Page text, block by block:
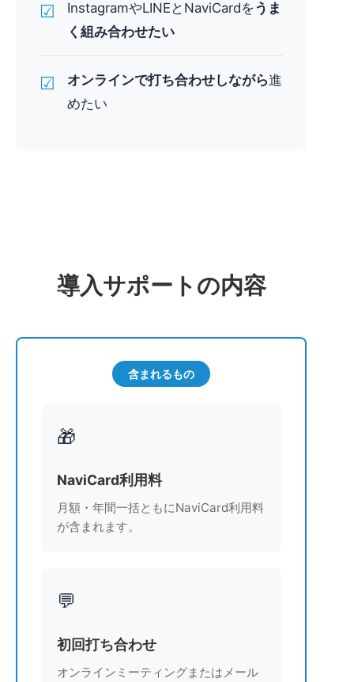
☑ InstagramやLINEとNaviCardを うま
く組み合わせたい
☑ オンラインで打ち合わせしながら進
めたい
導入サポートの内容
含まれるもの
🎁
NaviCard利用料
月額・年間一括ともにNaviCard利用料
が含まれます。
💬
初回打ち合わせ
オンラインミーティングまたはメール